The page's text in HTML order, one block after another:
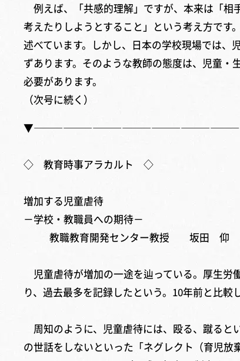
例えば、「共感的理解」ですが、本来は「相
考えたりしようとすること」という考え方です
述べています。しかし、日本の学校現場では
ずあります。そのような教師の態度は、児童・
必要があります。
（次号に続く）
◇ 教育時事アラカルト ◇
増加する児童虐待
－学校・教職員への期待－
教職教育開発センター教授 坂田 仰
児童虐待が増加の一途を辿っている。厚生労
り、過去最多を記録したという。10年前と比較
周知のように、児童虐待には、殴る、蹴ると
の世話をしないといった「ネグレクト（育児放